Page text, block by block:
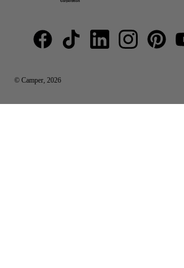
© Camper, 2026